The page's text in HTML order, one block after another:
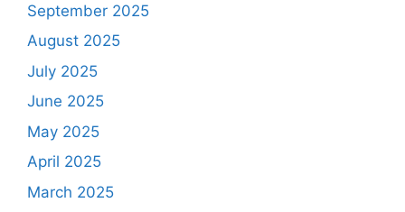
September 2025
August 2025
July 2025
June 2025
May 2025
April 2025
March 2025